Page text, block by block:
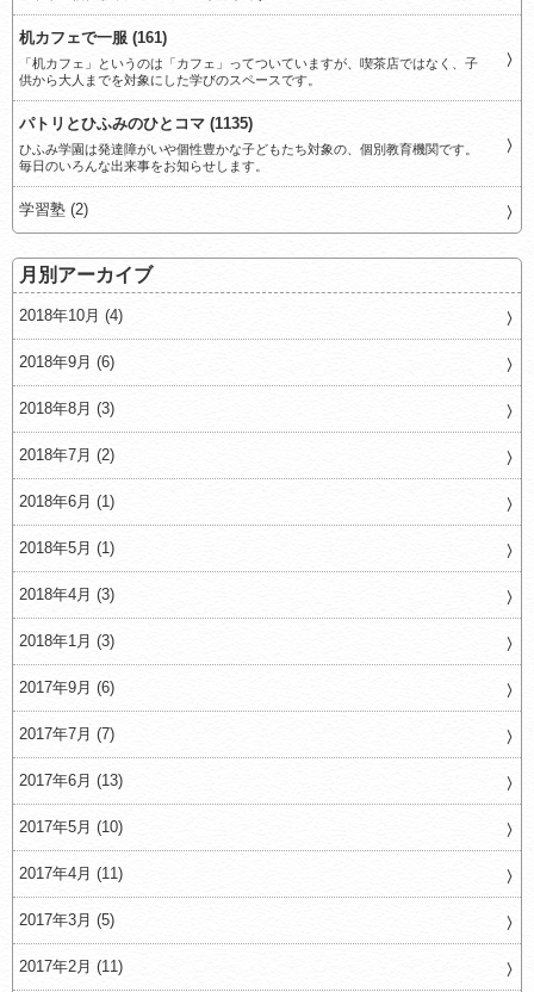
机カフェで一服 (161)
「机カフェ」というのは「カフェ」ってついていますが、喫茶店ではなく、子
供から大人までを対象にした学びのスペースです。
パトリとひふみのひとコマ (1135)
ひふみ学園は発達障がいや個性豊かな子どもたち対象の、個別教育機関です。
毎日のいろんな出来事をお知らせします。
学習塾 (2)
月別アーカイブ
2018年10月 (4)
2018年9月 (6)
2018年8月 (3)
2018年7月 (2)
2018年6月 (1)
2018年5月 (1)
2018年4月 (3)
2018年1月 (3)
2017年9月 (6)
2017年7月 (7)
2017年6月 (13)
2017年5月 (10)
2017年4月 (11)
2017年3月 (5)
2017年2月 (11)